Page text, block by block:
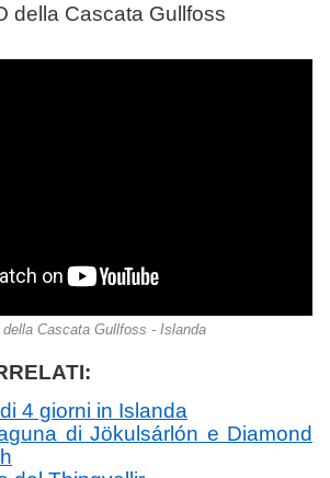
della Cascata Gullfoss
della Cascata Gullfoss - Islanda
4 giorni in Islanda
di Jökulsárlón e Diamond